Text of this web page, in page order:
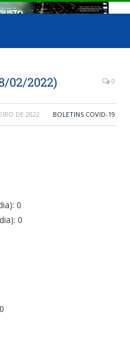
02/2022) 0
DE 2022 BOLETINS COVID-19
0
0